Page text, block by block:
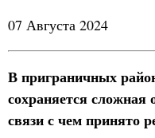
07 Августа 2024
В приграничных
сохраняется сложная
связи с чем принято